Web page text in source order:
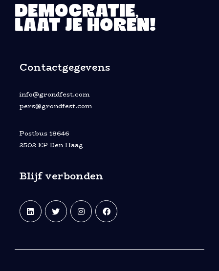
DEMOCRATIE,
LAAT JE HOREN!
Contactgegevens
info@grondfest.com
pers@grondfest.com
Postbus 18646
2502 EP Den Haag
Blijf verbonden